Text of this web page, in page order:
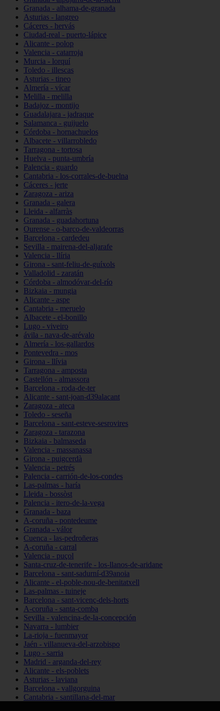
Granada - alhama-de-granada
Asturias - langreo
Cáceres - hervás
Ciudad-real - puerto-lápice
Alicante - polop
Valencia - catarroja
Murcia - lorquí
Toledo - illescas
Asturias - tineo
Almería - vícar
Melilla - melilla
Badajoz - montijo
Guadalajara - jadraque
Salamanca - guijuelo
Córdoba - hornachuelos
Albacete - villarrobledo
Tarragona - tortosa
Huelva - punta-umbría
Palencia - guardo
Cantabria - los-corrales-de-buelna
Cáceres - jerte
Zaragoza - ariza
Granada - galera
Lleida - alfarràs
Granada - guadahortuna
Ourense - o-barco-de-valdeorras
Barcelona - cardedeu
Sevilla - mairena-del-aljarafe
Valencia - llíria
Girona - sant-feliu-de-guíxols
Valladolid - zaratán
Córdoba - almodóvar-del-río
Bizkaia - mungia
Alicante - aspe
Cantabria - meruelo
Albacete - el-bonillo
Lugo - viveiro
ávila - nava-de-arévalo
Almería - los-gallardos
Pontevedra - mos
Girona - llívia
Tarragona - amposta
Castellón - almassora
Barcelona - roda-de-ter
Alicante - sant-joan-d39alacant
Zaragoza - ateca
Toledo - seseña
Barcelona - sant-esteve-sesrovires
Zaragoza - tarazona
Bizkaia - balmaseda
Valencia - massanassa
Girona - puigcerdà
Valencia - petrés
Palencia - carrión-de-los-condes
Las-palmas - haría
Lleida - bossòst
Palencia - itero-de-la-vega
Granada - baza
A-coruña - pontedeume
Granada - válor
Cuenca - las-pedroñeras
A-coruña - carral
Valencia - puçol
Santa-cruz-de-tenerife - los-llanos-de-aridane
Barcelona - sant-sadurní-d39anoia
Alicante - el-poble-nou-de-benitatxell
Las-palmas - tuineje
Barcelona - sant-vicenç-dels-horts
A-coruña - santa-comba
Sevilla - valencina-de-la-concepción
Navarra - lumbier
La-rioja - fuenmayor
Jaén - villanueva-del-arzobispo
Lugo - sarria
Madrid - arganda-del-rey
Alicante - els-poblets
Asturias - laviana
Barcelona - vallgorguina
Cantabria - santillana-del-mar